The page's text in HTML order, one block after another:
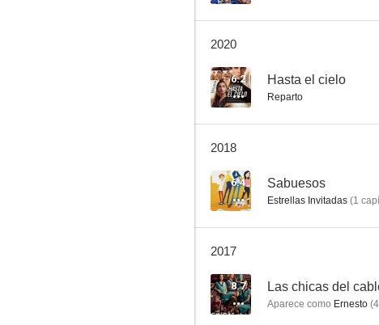
2020
6.2 Hasta el cielo
Reparto
2018
6.4 Sabuesos
Estrellas Invitadas (1
2017
8.7 Las chicas del
Aparece como Ernesto (4